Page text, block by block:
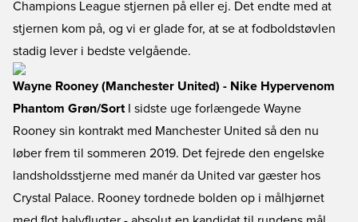
Champions League stjernen på eller ej. Det endte med at
stjernen kom på, og vi er glade for, at se at fodboldstøvlen
stadig lever i bedste velgående.
Wayne Rooney (Manchester United) - Nike Hypervenom
Phantom Grøn/Sort I sidste uge forlængede Wayne
Rooney sin kontrakt med Manchester United så den nu
løber frem til sommeren 2019. Det fejrede den engelske
landsholdsstjerne med manér da United var gæster hos
Crystal Palace. Rooney tordnede bolden op i målhjørnet